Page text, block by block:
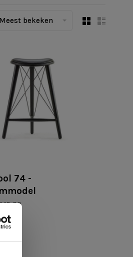
Meest bekeken
74 -